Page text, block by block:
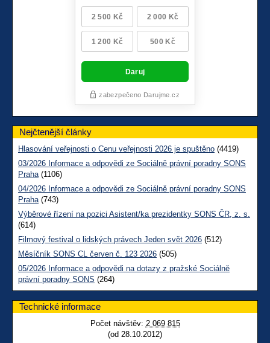
Nejčtenější články
Hlasování veřejnosti o Cenu veřejnosti 2026 je spuštěno (4419)
03/2026 Informace a odpovědi ze Sociálně právní poradny SONS
Praha(1106)
04/2026 Informace a odpovědi ze Sociálně právní poradny SONS
Praha(743)
Výběrové řízení na pozici Asistent/ka prezidentky SONS ČR, z. s.
(614)
Filmový festival o lidských právech Jeden svět 2026 (512)
Měsíčník SONS CL červen č. 123 2026 (505)
05/2026 Informace a odpovědi na dotazy z pražské Sociálně
právní poradny SONS (264)
Technické informace
Počet návštěv: 2 069 815
(od 28.10.2012)